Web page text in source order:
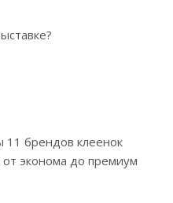
11 брендов клеенок
эконома до премиум